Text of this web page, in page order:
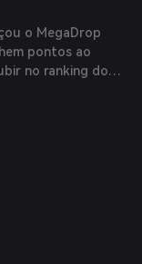
o MegaDrop
pontos ao
no ranking do